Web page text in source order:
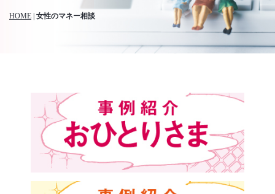
HOME 女性のマネー相談